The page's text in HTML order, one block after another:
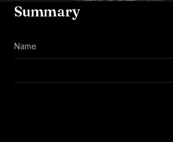
Summary
Name